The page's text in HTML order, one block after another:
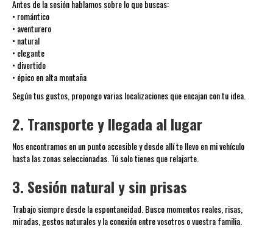
Antes de la sesión hablamos sobre lo que buscas:
• romántico
• aventurero
• natural
• elegante
• divertido
• épico en alta montaña
Según tus gustos, propongo varias localizaciones que encajan con tu idea.
2. Transporte y llegada al lugar
Nos encontramos en un punto accesible y desde allí te llevo en mi vehículo
hasta las zonas seleccionadas. Tú solo tienes que relajarte.
3. Sesión natural y sin prisas
Trabajo siempre desde la espontaneidad. Busco momentos reales, risas,
miradas, gestos naturales y la conexión entre vosotros o vuestra familia.